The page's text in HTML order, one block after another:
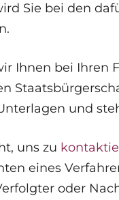
Sie bei den
Ihnen bei Ihren
und
uns zu
eines
oder